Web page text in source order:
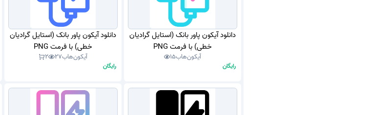
دانلود آیکون پاور بانک (استایل گرادیان
خطی) با فرمت PNG
آیکون‌هاب15
رایگان
دانلود آیکون پاور بانک (استایل گرادیان
خطی) با فرمت PNG
آیکون‌هاب27
2
رایگان